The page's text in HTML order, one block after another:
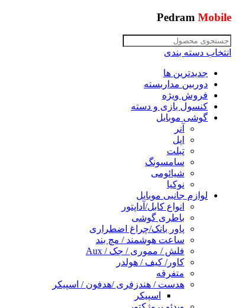
Pedram Mobile
انتخاب دسته بندی
جدیدترین ها
دوربین مداربسته
فروش ویژه
کنسول بازی و دسته
گوشی موبایل
آنر
اپل
تبلت
سامسونگ
شیائومی
نوکیا
لوازم جانبی موبایل
انواع کابل/آداپتور
باطری گوشی
پاور بانک/چراغ اضطراری
ساعت هوشمند / مچ بند
فلش / مموری / جک / Aux
کاور/ کیف / هولدر
متفرقه
هدست / هندزفری /هدفون / اسپیکر
اسپیکر